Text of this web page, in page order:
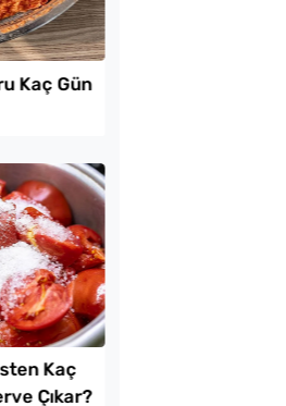
Kıymalı Pide Tarifi